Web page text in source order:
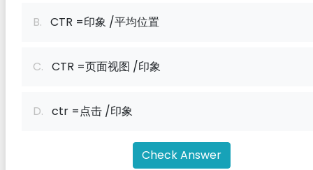
B. CTR =印象 /平均位置
C. CTR =页面视图 /印象
D. ctr =点击 /印象
Check Answer